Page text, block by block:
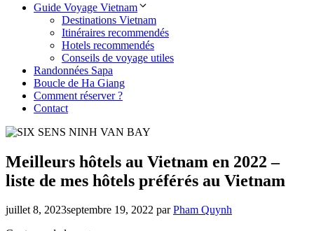
Guide Voyage Vietnam
Destinations Vietnam
Itinéraires recommendés
Hotels recommendés
Conseils de voyage utiles
Randonnées Sapa
Boucle de Ha Giang
Comment réserver ?
Contact
Meilleurs hôtels au Vietnam en 2022 –
liste de mes hôtels préférés au Vietnam
juillet 8, 2023septembre 19, 2022 parPham Quynh